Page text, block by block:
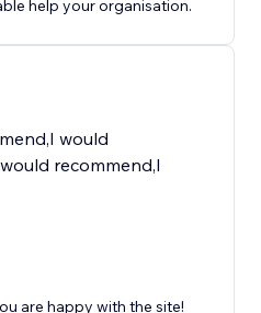
help your organisation.
would
recommend,I
are happy with the site!